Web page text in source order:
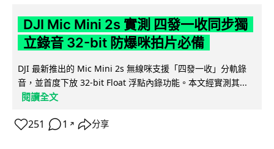
DJI Mic Mini 2s 實測 四發一收同步獨
立錄音 32-bit 防爆咪拍片必備
DJI 最新推出的 Mic Mini 2s 無線咪支援「四發一收」分軌錄
音，並首度下放 32-bit Float 浮點內錄功能。本文經實測其...
閱讀全文
251 1 ↗ 分享